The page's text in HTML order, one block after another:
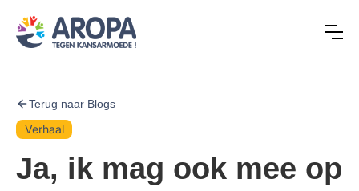
Terug naar Blogs
Verhaal
Ja, ik mag ook mee op